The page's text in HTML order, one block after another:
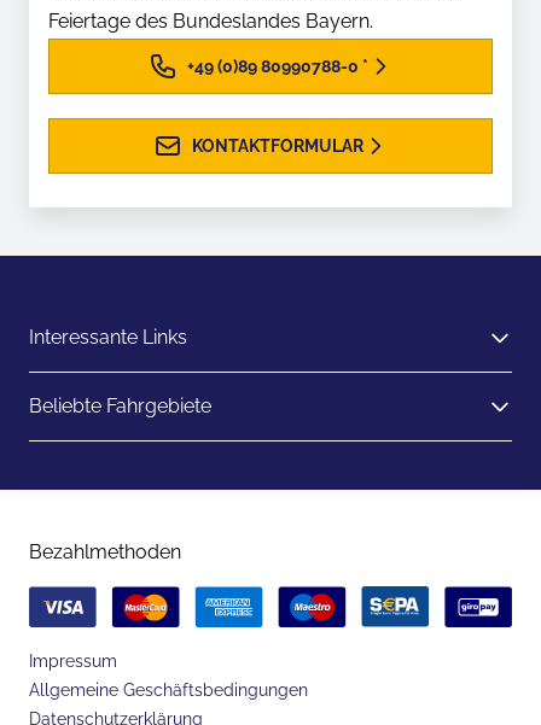
Feiertage des Bundeslandes Bayern.
+49 (0)89 80990788-0 *
KONTAKTFORMULAR
Interessante Links
Beliebte Fahrgebiete
Bezahlmethoden
Impressum
Allgemeine Geschäftsbedingungen
Datenschutzerklärung